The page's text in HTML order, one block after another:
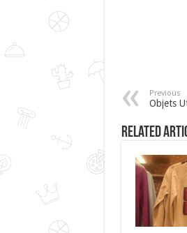
Previous
Objets
Related